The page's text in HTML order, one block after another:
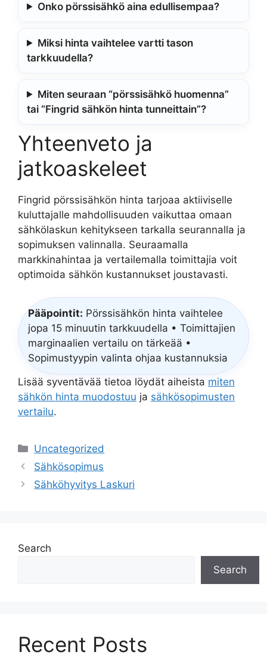
Onko pörssisähkö aina edullisempaa?
Miksi hinta vaihtelee vartti tason
tarkkuudella?
Miten seuraan “pörssisähkö huomenna”
tai “Fingrid sähkön hinta tunneittain”?
Yhteenveto ja
jatkoaskeleet
Fingrid pörssisähkön hinta tarjoaa aktiiviselle
kuluttajalle mahdollisuuden vaikuttaa omaan
sähkölaskun kehitykseen tarkalla seurannalla ja
sopimuksen valinnalla. Seuraamalla
markkinahintaa ja vertailemalla toimittajia voit
optimoida sähkön kustannukset joustavasti.
Pääpointit: Pörssisähkön hinta vaihtelee
jopa 15 minuutin tarkkuudella • Toimittajien
marginaalien vertailu on tärkeää •
Sopimustyypin valinta ohjaa kustannuksia
Lisää syventävää tietoa löydät aiheista miten
sähkön hinta muodostuu ja sähkösopimusten
vertailu.
Categories
Uncategorized
Sähkösopimus
Sähköhyvitys Laskuri
Search
Search
Recent Posts